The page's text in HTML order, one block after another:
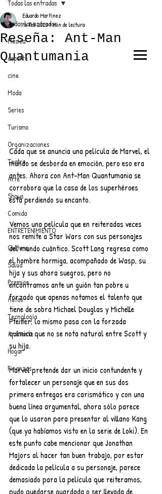
ANUNCIATE CON NOSOTROS
PARA MÁS INFORMACIÓN:
dinamicaseltrendytop@gmail.com
EL TRENDY TOP
CON EDDY MARTINEZ
Todas las entradas
Música
deporte
cine
Moda
Series
Turismo
Organizaciones
Teatro
Arte
Shows
Comida
ENTRETENIMIENTO
Cultura
Salud
Premios
Autos
Tecnología
Ambiente
Hogar
Finanzas
Todas las entradas
Reseña: Ant-Man
Quantumania
Eduardo Martínez
16 feb 20231 min de lectura
Cada que se anuncia una película de Marvel, el
mundo se desborda en emoción, pero eso era
antes. Ahora con Ant-Man Quantumania se
corrobora que la casa de los superhéroes
está perdiendo su encanto.
Vemos una película que en reiteradas veces
nos remite a Star Wars con sus personajes
del mundo cuántico. Scott Lang regresa como
el hombre hormiga, acompañado de Wasp, su
hija y sus ahora suegros, pero no
encontramos ante un guión tan pobre u
forzado que apenas notamos el talento que
tiene de sobra Michael Douglas y Michelle
Pfeiffer; lo mismo pasa con la forzada
química que no se nota natural entre Scott y
su hija.
Marvel pretende dar un inicio contundente y
fortalecer un personaje que en sus dos
primera entregas era carismático y con una
buena línea argumental, ahora sólo parece
que lo usaron para presentar al villano Kang
(que ya habíamos visto en la serie de Loki). En
este punto cabe mencionar que Jonathan
Majors al hacer tan buen trabajo, por estar
dedicada la película a su personaje, parece
demasiado para la película que reiteramos,
pudo quedarse guardada o ser llevada de